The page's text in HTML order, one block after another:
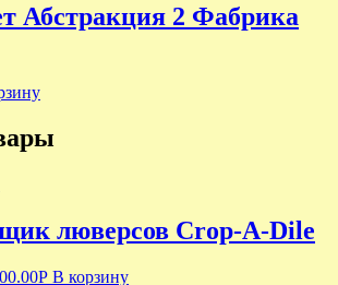
Абстракция 2 Фабрика
люверсов Crop-A-Dile
Р В корзину